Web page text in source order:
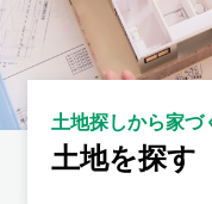
土地探しから家づ
土地を探す